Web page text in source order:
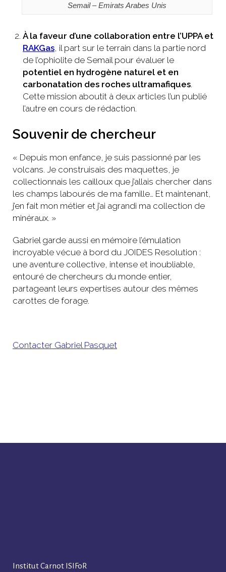
Semail – Emirats Arabes Unis
À la faveur d’une collaboration entre l’UPPA et
RAKGas, il part sur le terrain dans la partie nord
de l’ophiolite de Semail pour évaluer le
potentiel en hydrogène naturel et en
carbonatation des roches ultramafiques.
Cette mission aboutit à deux articles l’un publié
l’autre en cours de rédaction.
Souvenir de chercheur
« Depuis mon enfance, je suis passionné par les
volcans. Je construisais des maquettes, je
collectionnais les cailloux que j’allais chercher dans
les champs labourés de ma famille… Et maintenant,
j’en fait mon métier et j’ai agrandi ma collection de
minéraux. »
Gabriel garde aussi en mémoire l’émulation
incroyable vécue à bord du JOIDES Resolution :
une aventure collective, intense et inoubliable,
entouré de chercheurs du monde entier,
partageant leurs expertises autour des mêmes
carottes de forage.
Contacter Gabriel Pasquet
Institut Carnot ISIFoR